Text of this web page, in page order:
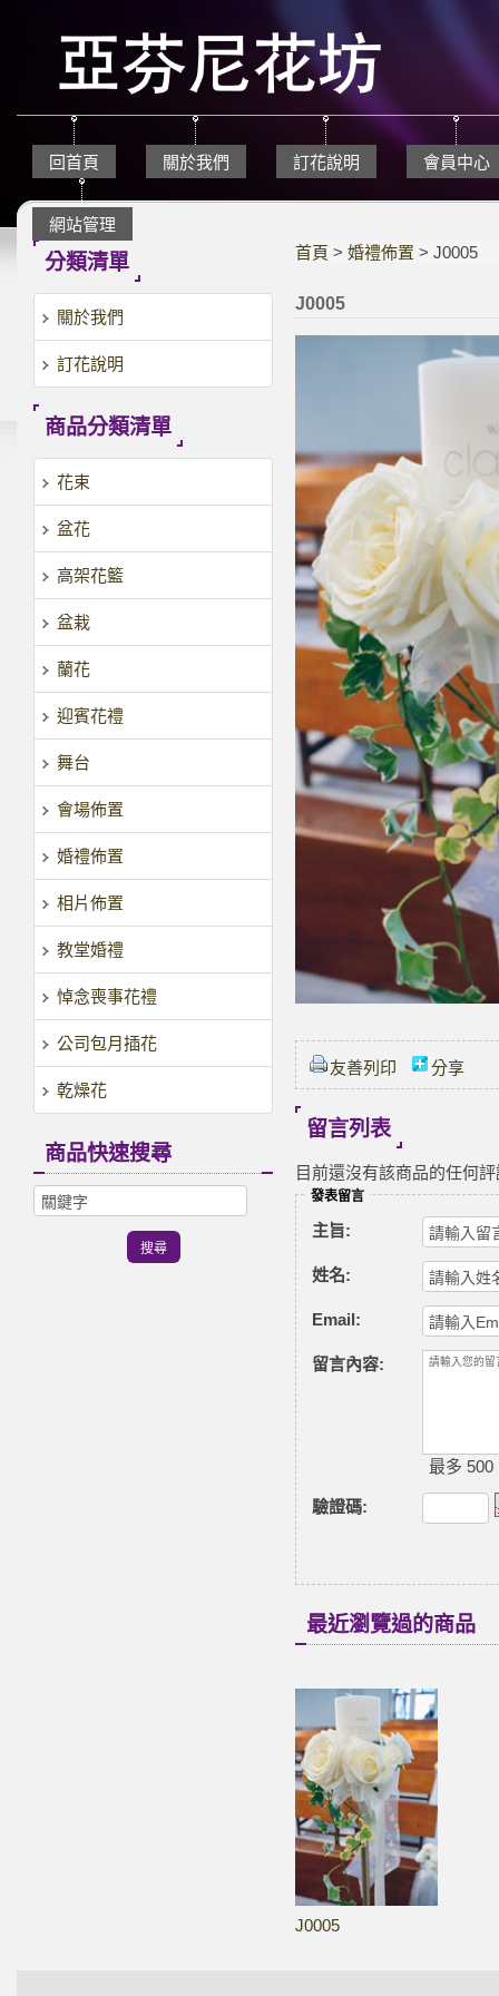
回首頁 關於我們 訂花說明 會員中心
網站管理
分類清單
關於我們
訂花說明
商品分類清單
花束
盆花
高架花籃
盆栽
蘭花
迎賓花禮
舞台
會場佈置
婚禮佈置
相片佈置
教堂婚禮
悼念喪事花禮
公司包月插花
乾燥花
商品快速搜尋
首頁 >婚禮佈置 > J0005
J0005
友善列印 分享
留言列表
目前還沒有該商品的任何
發表留言
主旨:
姓名:
Email:
留言內容:
最多 500
驗證碼:
最近瀏覽過的商品
J0005